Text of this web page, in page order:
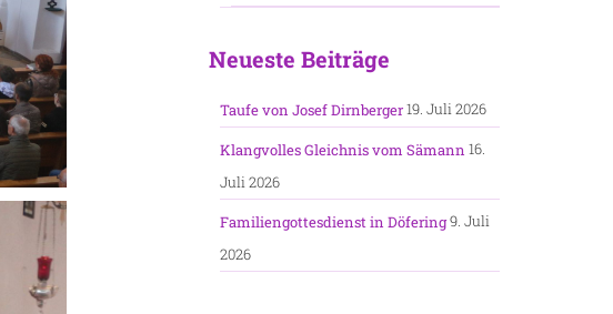
Neueste Beiträge
Taufe von Josef Dirnberger19. Juli 2026
Klangvolles Gleichnis vom Sämann 16.
Juli 2026
Familiengottesdienst in Döfering9. Juli
2026